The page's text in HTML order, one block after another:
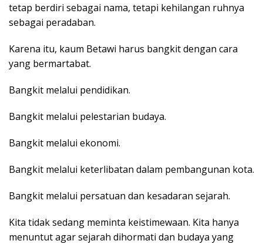
tetap berdiri sebagai nama, tetapi kehilangan ruhnya
sebagai peradaban.
Karena itu, kaum Betawi harus bangkit dengan cara
yang bermartabat.
Bangkit melalui pendidikan.
Bangkit melalui pelestarian budaya.
Bangkit melalui ekonomi.
Bangkit melalui keterlibatan dalam pembangunan kota.
Bangkit melalui persatuan dan kesadaran sejarah.
Kita tidak sedang meminta keistimewaan. Kita hanya
menuntut agar sejarah dihormati dan budaya yang